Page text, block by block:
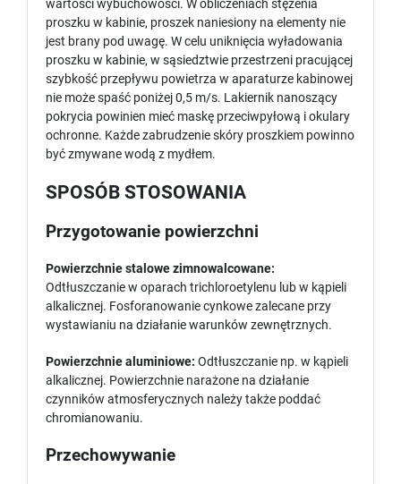
wartości wybuchowości. W obliczeniach stężenia
proszku w kabinie, proszek naniesiony na elementy nie
jest brany pod uwagę. W celu uniknięcia wyładowania
proszku w kabinie, w sąsiedztwie przestrzeni pracującej
szybkość przepływu powietrza w aparaturze kabinowej
nie może spaść poniżej 0,5 m/s. Lakiernik nanoszący
pokrycia powinien mieć maskę przeciwpyłową i okulary
ochronne. Każde zabrudzenie skóry proszkiem powinno
być zmywane wodą z mydłem.
SPOSÓB STOSOWANIA
Przygotowanie powierzchni
Powierzchnie stalowe zimnowalcowane:
Odtłuszczanie w oparach trichloroetylenu lub w kąpieli
alkalicznej. Fosforanowanie cynkowe zalecane przy
wystawianiu na działanie warunków zewnętrznych.
Powierzchnie aluminiowe: Odtłuszczanie np. w kąpieli
alkalicznej. Powierzchnie narażone na działanie
czynników atmosferycznych należy także poddać
chromianowaniu.
Przechowywanie